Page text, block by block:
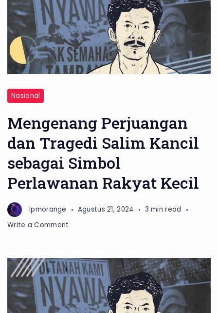
Salim
Nasional
Mengenang Perjuangan
dan Tragedi Salim Kancil
sebagai Simbol
Perlawanan Rakyat Kecil
lpmorange Agustus 21, 2024
3 min read
Write a Comment
dan
Tragedi
Salim
Kancil
sebagai